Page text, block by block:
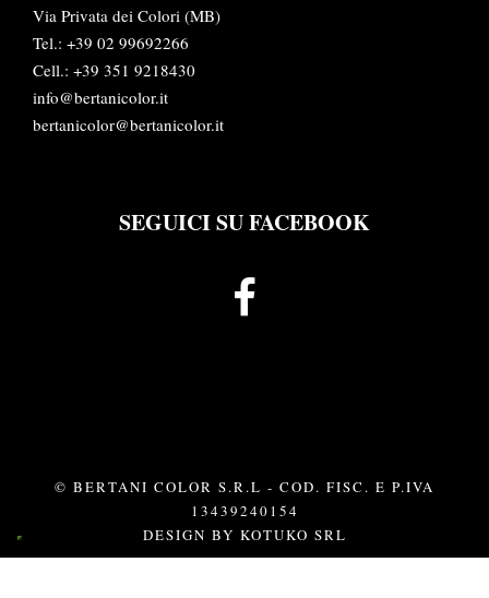
Via Privata dei Colori (MB)
Tel.: +39 02 99692266
Cell.: +39 351 9218430
info@bertanicolor.it
bertanicolor@bertanicolor.it
SEGUICI SU FACEBOOK
© BERTANI COLOR S.R.L - COD. FISC. E P.IVA
13439240154
DESIGN BY KOTUKO SRL